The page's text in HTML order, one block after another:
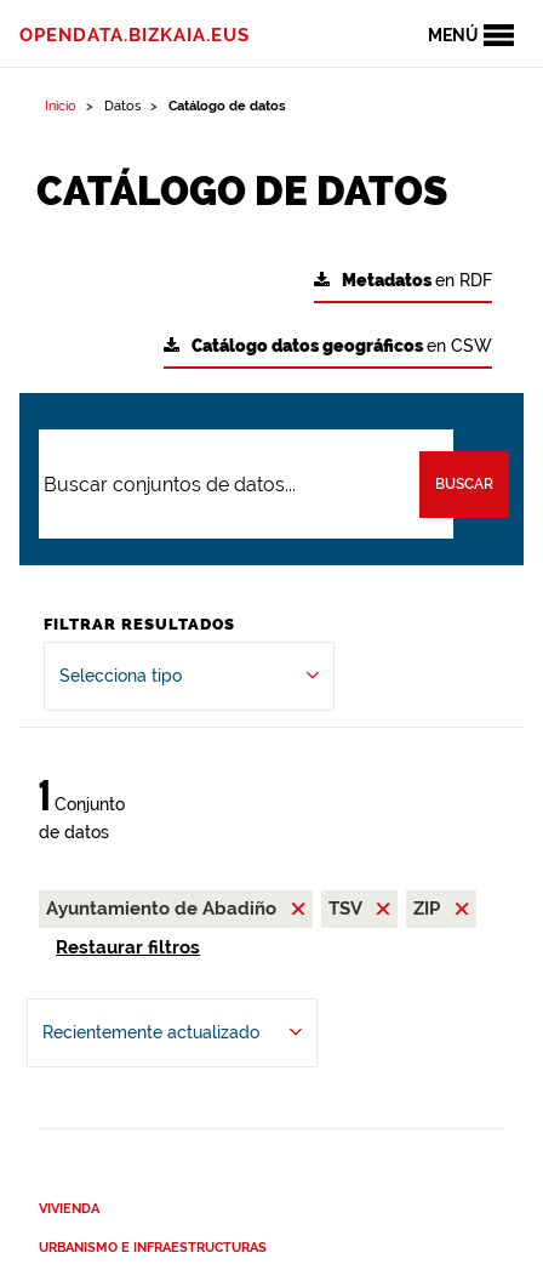
MENÚ
OPENDATA.BIZKAIA.EUS
Inicio Datos Catálogo de datos
CATÁLOGO DE DATOS
Metadatosen RDF
Catálogo datos geográficosen CSW
BUSCAR
FILTRAR RESULTADOS
Selecciona tipo
1 Conjunto
de datos
Ayuntamiento de Abadiño TSV
ZIP
Restaurar filtros
Recientemente actualizado
VIVIENDA
URBANISMO E INFRAESTRUCTURAS